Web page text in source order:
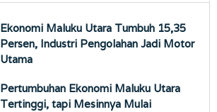
Ekonomi Maluku Utara Tumbuh 15,35
Persen, Industri Pengolahan Jadi Motor
Utama
Pertumbuhan Ekonomi Maluku Utara
Tertinggi, tapi Mesinnya Mulai